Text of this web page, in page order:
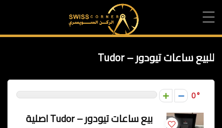
للبيع ساعات تيودور – Tudor
0
بيع ساعات تيودور – Tudor اصلية